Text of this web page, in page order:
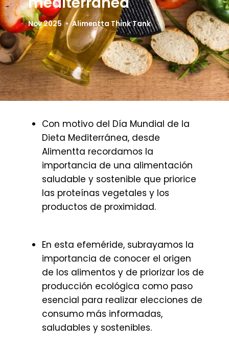
Nov 2025 Alimentta Think Tank
Con motivo del Día Mundial de la
Dieta Mediterránea, desde
Alimentta recordamos la
importancia de una alimentación
saludable y sostenible que priorice
las proteínas vegetales y los
productos de proximidad.
En esta efeméride, subrayamos la
importancia de conocer el origen
de los alimentos y de priorizar los de
producción ecológica como paso
esencial para realizar elecciones de
consumo más informadas,
saludables y sostenibles.